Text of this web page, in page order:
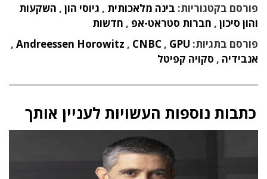
פורסם בקטגוריות: בינה מלאכותית , גיוסי הון , השקעות
והון סיכון , חברות סטראט-אפ , חדשות
פורסם בתגיות:
Andreessen Horowitz , CNBC , GPU
,
אנבידיה , סקויה קפיטל
כתבות נוספות העשויות לעניין אותך